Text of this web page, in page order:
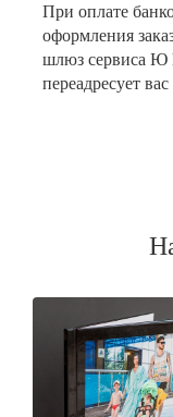
При оплате
оформления
шлюз сервиса Ю
переадресует